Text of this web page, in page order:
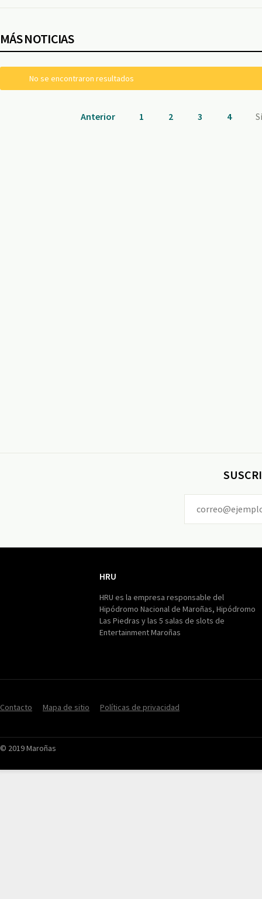
MÁS NOTICIAS
No se encontraron resultados
Anterior 1 2 3 4
HRU
HRU es la empresa responsable del
Hipódromo Nacional de Maroñas, Hipódromo
Las Piedras y las 5 salas de slots de
Entertainment Maroñas
Contacto Mapa de sitio Políticas de privacidad
© 2019 Maroñas